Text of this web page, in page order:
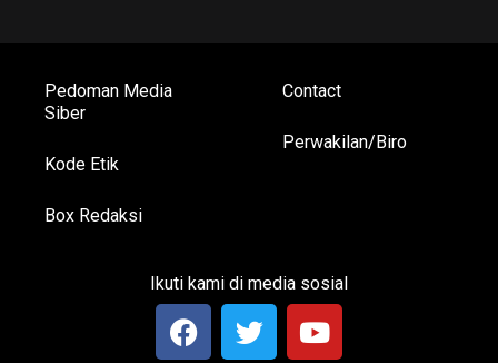
Pedoman Media
Siber
Kode Etik
Box Redaksi
Contact
Perwakilan/Biro
Ikuti kami di media sosial